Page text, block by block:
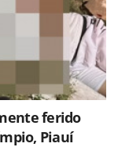
ferido
Piauí